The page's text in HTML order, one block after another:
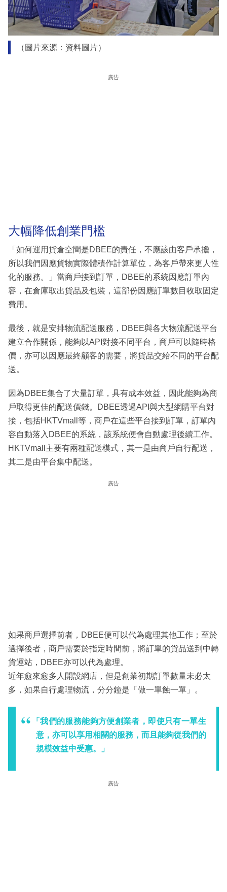
（圖片來源：資料圖片）
廣告
大幅降低創業門檻
「如何運用貨倉空間是DBEE的責任，不應該由客戶承擔，
所以我們因應貨物實際體積作計算單位，為客戶帶來更人性
化的服務。」當商戶接到訂單，DBEE的系統因應訂單內
容，在倉庫取出貨品及包裝，這部份因應訂單數目收取固定
費用。
最後，就是安排物流配送服務，DBEE與各大物流配送平台
建立合作關係，能夠以API對接不同平台，商戶可以隨時格
價，亦可以因應最終顧客的需要，將貨品交給不同的平台配
送。
因為DBEE集合了大量訂單，具有成本效益，因此能夠為商
戶取得更佳的配送價錢。DBEE透過API與大型網購平台對
接，包括HKTVmall等，商戶在這些平台接到訂單，訂單內
容自動落入DBEE的系統，該系統便會自動處理後續工作。
HKTVmall主要有兩種配送模式，其一是由商戶自行配送，
其二是由平台集中配送。
廣告
如果商戶選擇前者，DBEE便可以代為處理其他工作；至於
選擇後者，商戶需要於指定時間前，將訂單的貨品送到中轉
貨運站，DBEE亦可以代為處理。
近年愈來愈多人開設網店，但是創業初期訂單數量未必太
多，如果自行處理物流，分分鐘是「做一單蝕一單」。
「我們的服務能夠方便創業者，即使只有一單生
意，亦可以享用相關的服務，而且能夠從我們的
規模效益中受惠。」
廣告